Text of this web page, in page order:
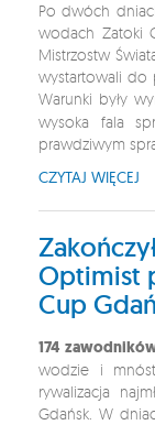
Po dwóch
wodach Zatoki
Mistrzostw
wystartowali do
Warunki były
wysoka fala
prawdziwym
CZYTAJ WIĘCEJ
Optimist
Cup
174
wodzie i
rywalizacja
Gdańsk. W